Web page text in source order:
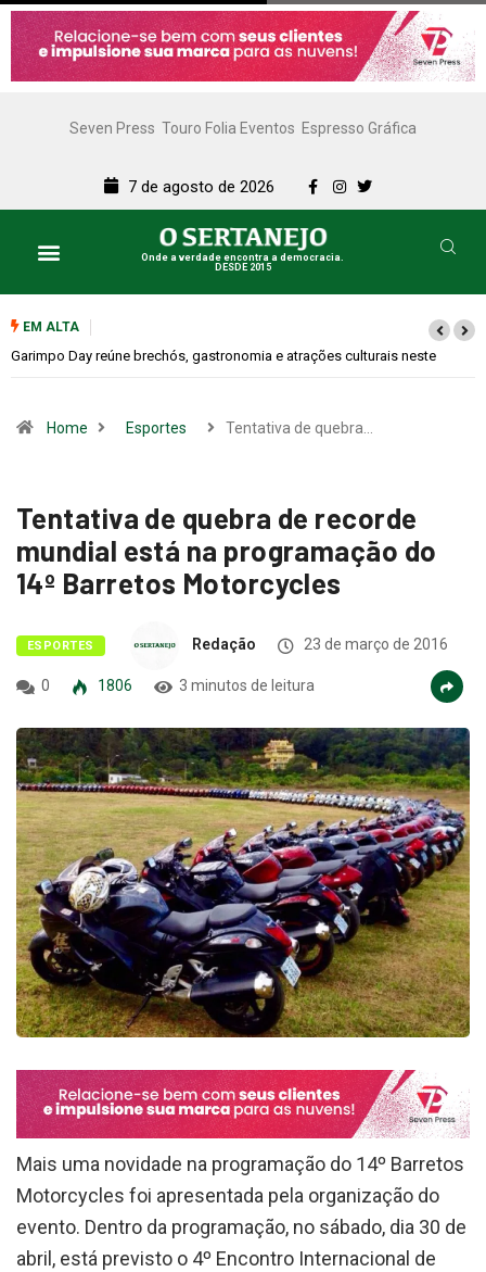
Seven Press Touro Folia Eventos Espresso Gráfica
7 de agosto de 2026
Onde a verdade encontra a democracia.
DESDE 2015
EM ALTA
Bugonia transforma paranoia e conspiração em um suspense imprevisível
Home Esportes Tentativa de quebra…
Tentativa de quebra de recorde
mundial está na programação do
14º Barretos Motorcycles
ESPORTES Redação 23 de março de 2016
0 1806 3 minutos de leitura
Mais uma novidade na programação do 14º Barretos
Motorcycles foi apresentada pela organização do
evento. Dentro da programação, no sábado, dia 30 de
abril, está previsto o 4º Encontro Internacional de